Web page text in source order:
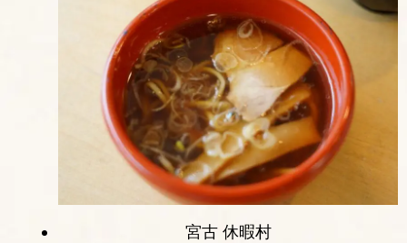
宮古 休暇村